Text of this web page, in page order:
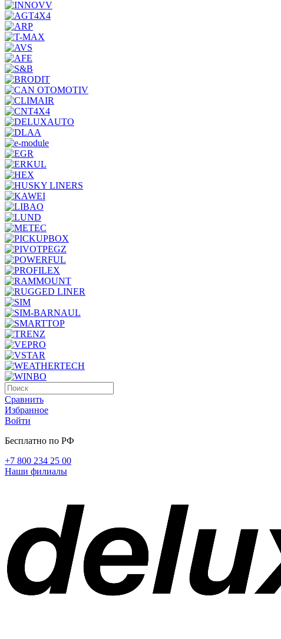
Сравнить
Избранное
Войти
Бесплатно по РФ
+7 800 234 25 00
Наши филиалы